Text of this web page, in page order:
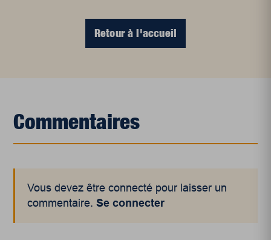
Retour à l'accueil
Commentaires
Vous devez être connecté pour laisser un
commentaire.Se connecter